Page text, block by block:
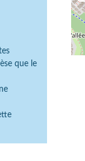
que le